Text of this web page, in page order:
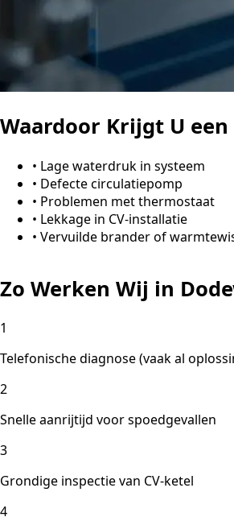
Waardoor Krijgt U een
• Lage waterdruk in systeem
• Defecte circulatiepomp
• Problemen met thermostaat
• Lekkage in CV-installatie
• Vervuilde brander of
Zo Werken Wij in
1
Telefonische diagnose (vaak al
2
Snelle aanrijtijd voor spoedgevallen
3
Grondige inspectie van CV-ketel
4